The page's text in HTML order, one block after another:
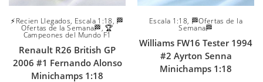
⚡Recien Llegados, Escala 1:18, 🏁
Ofertas de la Semana🏁,🏆
Campeones del Mundo F1
Renault R26 British GP
2006 #1 Fernando Alonso
Minichamps 1:18
Escala 1:18, 🏁Ofertas de la
Semana🏁
Williams FW16 Tester 1994
#2 Ayrton Senna
Minichamps 1:18